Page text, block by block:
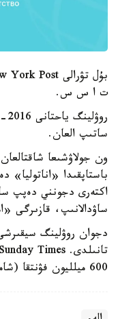
ت ا س س.
ساتىپ العان.
ساۋدالانىپ، قازىرگى
دجوان روۋلينگ
600 ميلليون فۋنتقا (شامامەن $800 ميلليون) باعالاندى.